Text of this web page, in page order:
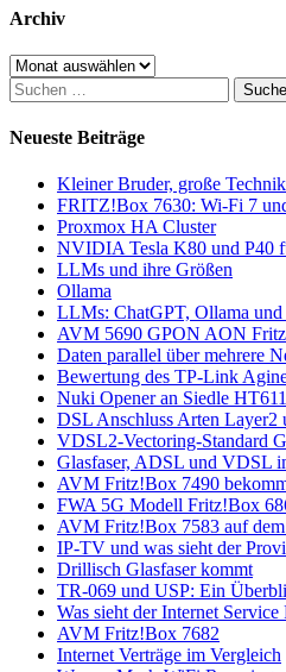
Archiv
Archiv
Suchen
nach:
Neueste Beiträge
Kleiner Bruder, große
FRITZ!Box 7630: Wi-Fi 7
Proxmox HA Cluster
NVIDIA Tesla K80 und P40
LLMs und ihre Größen
Ollama
LLMs: ChatGPT, Ollama
AVM 5690 GPON AON
Daten parallel über mehrere
Bewertung des TP-Link
Nuki Opener an Siedle
DSL Anschluss Arten Layer2
VDSL2-Vectoring-Standard
Glasfaser, ADSL und VDSL
AVM Fritz!Box 7490
FWA 5G Modell Fritz!Box
AVM Fritz!Box 7583 auf
IP-TV und was sieht der
Drillisch Glasfaser kommt
TR-069 und USP: Ein
Was sieht der Internet Service
AVM Fritz!Box 7682
Internet Verträge im Vergleich